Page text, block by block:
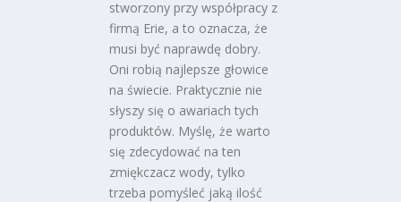
stworzony przy współpracy z
firmą Erie, a to oznacza, że
musi być naprawdę dobry.
Oni robią najlepsze głowice
na świecie. Praktycznie nie
słyszy się o awariach tych
produktów. Myślę, że warto
się zdecydować na ten
zmiękczacz wody, tylko
trzeba pomyśleć jaką ilość